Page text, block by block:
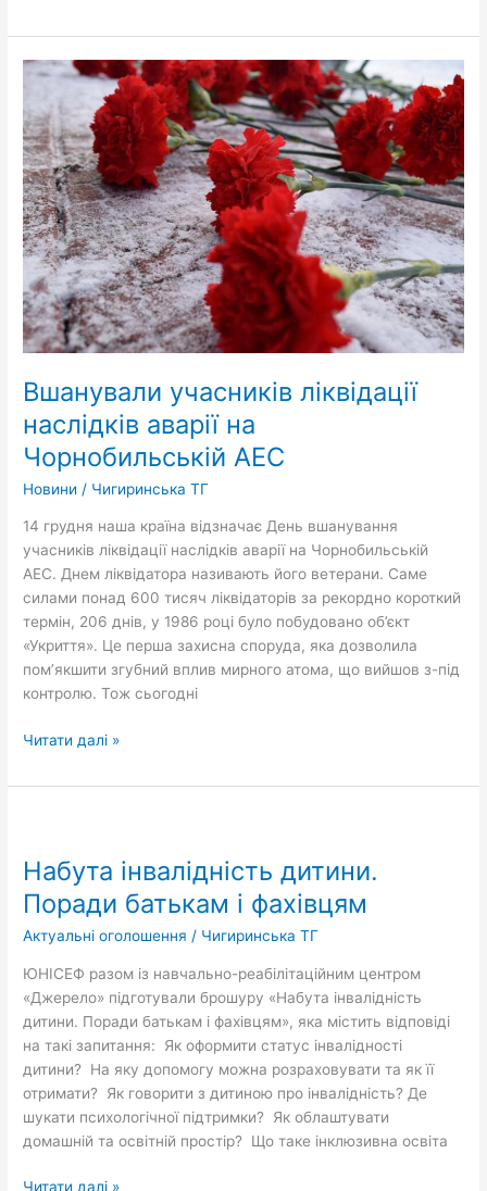
Вшанували учасників ліквідації
наслідків аварії на
Чорнобильській АЕС
Новини / Чигиринська ТГ
14 грудня наша країна відзначає День вшанування
учасників ліквідації наслідків аварії на Чорнобильській
АЕС. Днем ліквідатора називають його ветерани. Саме
силами понад 600 тисяч ліквідаторів за рекордно короткий
термін, 206 днів, у 1986 році було побудовано об’єкт
«Укриття». Це перша захисна споруда, яка дозволила
пом’якшити згубний вплив мирного атома, що вийшов з-під
контролю. Тож сьогодні
Вшанували
ліквідації
наслідків
аварії
на
Чорнобильській
АЕС
Читати далі »
Набута інвалідність дитини.
Поради батькам і фахівцям
Актуальні оголошення / Чигиринська ТГ
ЮНІСЕФ разом із навчально-реабілітаційним центром
«Джерело» підготували брошуру «Набута інвалідність
дитини. Поради батькам і фахівцям», яка містить відповіді
на такі запитання: Як оформити статус інвалідності
дитини? На яку допомогу можна розраховувати та як її
отримати? Як говорити з дитиною про інвалідність? Де
шукати психологічної підтримки? Як облаштувати
домашній та освітній простір? Що таке інклюзивна освіта
дитини.
Поради
батькам
і
Читати далі »